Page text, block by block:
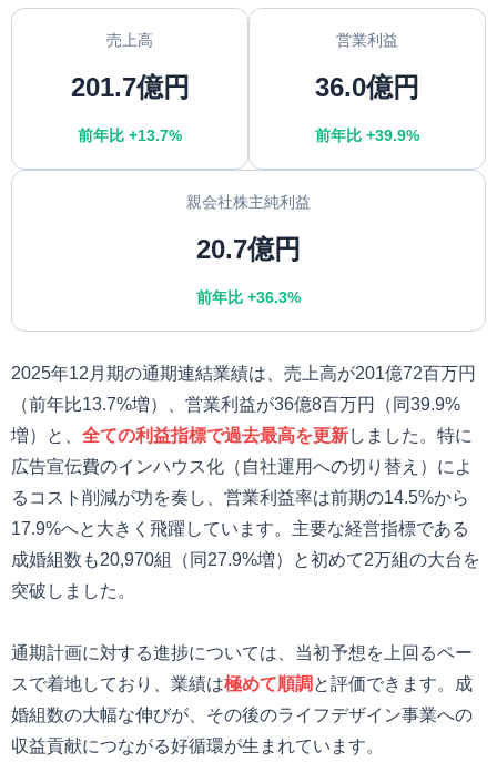
売上高
201.7億円
前年比 +13.7%
営業利益
36.0億円
前年比 +39.9%
親会社株主純利益
20.7億円
前年比 +36.3%
2025年12月期の通期連結業績は、売上高が201億72百万円
（前年比13.7%増）、営業利益が36億8百万円（同39.9%
増）と、 全ての利益指標で過去最高を更新しました。特に
広告宣伝費のインハウス化（自社運用への切り替え）によ
るコスト削減が功を奏し、営業利益率は前期の14.5%から
17.9%へと大きく飛躍しています。主要な経営指標である
成婚組数も20,970組（同27.9%増）と初めて2万組の大台を
突破しました。
通期計画に対する進捗については、当初予想を上回るペー
スで着地しており、業績は極めて順調 と評価できます。成
婚組数の大幅な伸びが、その後のライフデザイン事業への
収益貢献につながる好循環が生まれています。